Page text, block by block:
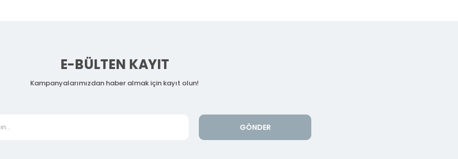
E-BÜLTEN KAYIT
Kampanyalarımızdan haber almak için kayıt olun!
GÖNDER